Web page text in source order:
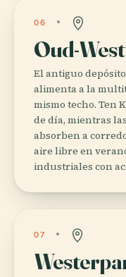
06
Oud-West
El antiguo
alimenta a la
mismo techo. Ten
de día, mientras
absorben a
aire libre en
industriales con
07